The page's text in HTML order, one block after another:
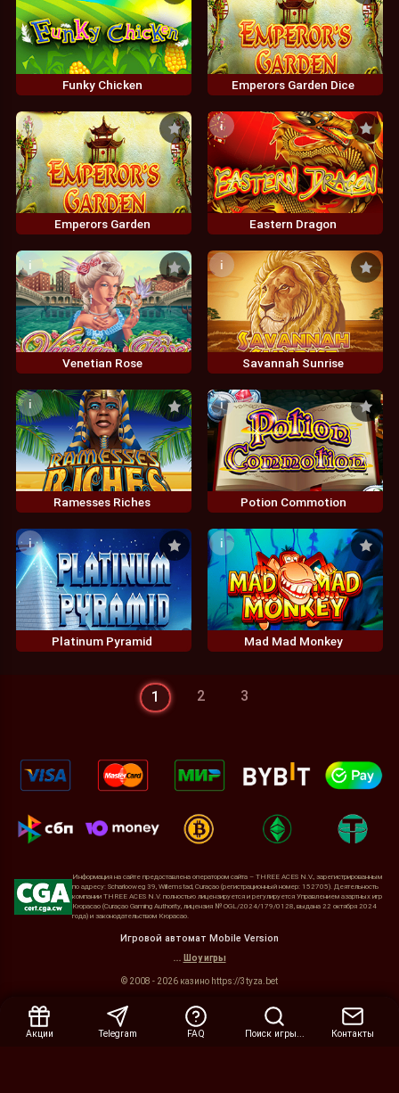
Funky Chicken Emperors Garden Dice
i
Emperors Garden
i
Eastern Dragon
i
Venetian Rose
i
Savannah Sunrise
i
Ramesses Riches
i
Potion Commotion
i
Platinum Pyramid
i
Mad Mad Monkey
1 2 3
Информация на сайте предоставлена оператором сайта – THREE ACES N.V., зарегистрированным
по адресу: Scharlooweg 39, Willemstad, Curaçao (регистрационный номер: 152705). Деятельность
компании THREE ACES N.V. полностью лицензируется и регулируется Управлением азартных игр
Кюрасао (Curaçao Gaming Authority, лицензия № OGL/2024/179/0128, выдана 22 октября 2024
года) и законодательством Кюрасао.
Игровой автомат Mobile Version
Шоу игры
© 2008 - 2026 казино https://3tyza.bet
Акции Telegram FAQ Поиск игры... Контакты